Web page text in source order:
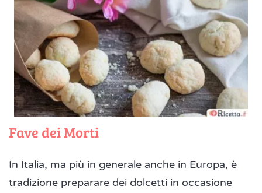
Fave dei Morti
In Italia, ma più in generale anche in Europa, è
tradizione preparare dei dolcetti in occasione